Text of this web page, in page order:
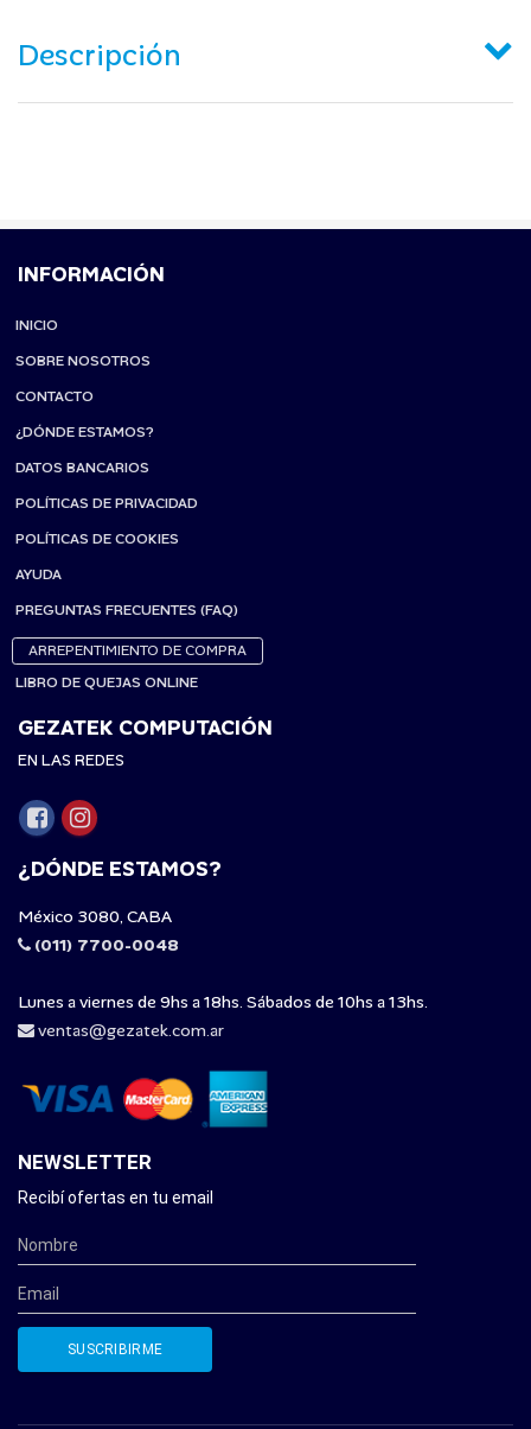
Descripción
INFORMACIÓN
INICIO
SOBRE NOSOTROS
CONTACTO
¿DÓNDE ESTAMOS?
DATOS BANCARIOS
POLÍTICAS DE PRIVACIDAD
POLÍTICAS DE COOKIES
AYUDA
PREGUNTAS FRECUENTES (FAQ)
ARREPENTIMIENTO DE COMPRA
LIBRO DE QUEJAS ONLINE
GEZATEK COMPUTACIÓN
EN LAS REDES
¿DÓNDE ESTAMOS?
México 3080, CABA
(011) 7700-0048
Lunes a viernes de 9hs a 18hs. Sábados de 10hs a 13hs.
ventas@gezatek.com.ar
NEWSLETTER
Recibí ofertas en tu email